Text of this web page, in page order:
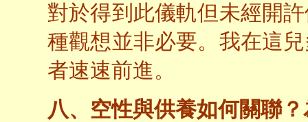
對於得到此儀軌但未經開
種觀想並非必要。我在這
者速速前進。
八、空性與供養如何關聯